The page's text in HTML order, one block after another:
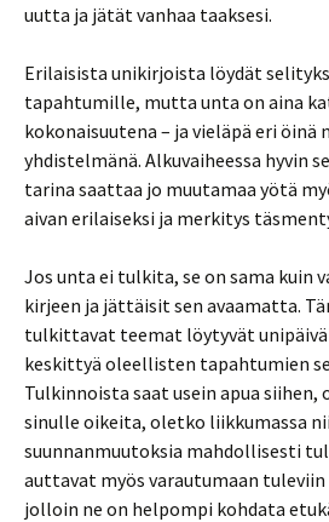
uutta ja jätät vanhaa taaksesi.
Erilaisista unikirjoista löydät
tapahtumille, mutta unta on aina
kokonaisuutena – ja vieläpä eri öinä
yhdistelmänä. Alkuvaiheessa hyvin
tarina saattaa jo muutamaa yötä
aivan erilaiseksi ja merkitys
Jos unta ei tulkita, se on sama kuin
kirjeen ja jättäisit sen avaamatta.
tulkittavat teemat löytyvät
keskittyä oleellisten tapahtumien
Tulkinnoista saat usein apua
sinulle oikeita, oletko liikkumassa
suunnanmuutoksia mahdollisesti
auttavat myös varautumaan
jolloin ne on helpompi kohdata